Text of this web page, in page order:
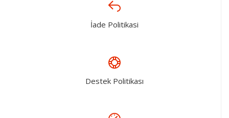
İade Politikasi
Destek Politikası